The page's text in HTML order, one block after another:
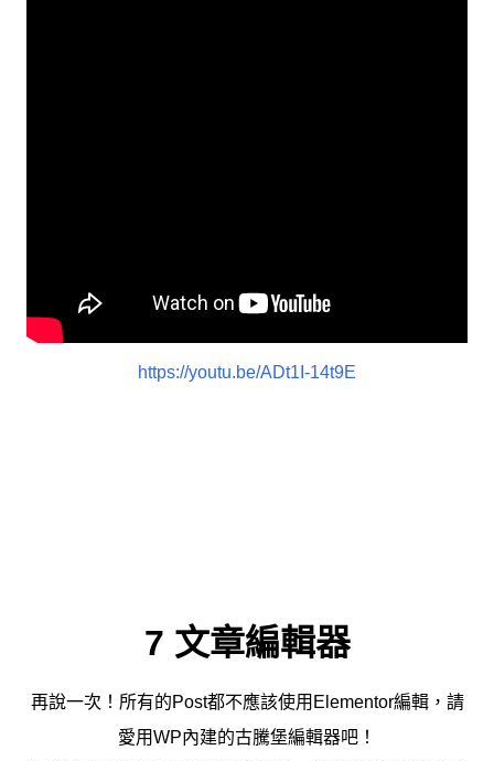
https://youtu.be/ADt1I-14t9E
7 文章編輯器
再說一次！所有的Post都不應該使用Elementor編輯，請
愛用WP內建的古騰堡編輯器吧！